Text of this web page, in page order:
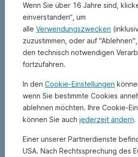
Wenn Sie über 16 Jahre sind,
einverstanden“, um
alle Verwendungszwecken
zuzustimmen, oder auf
den technisch notwendigen
fortzufahren.
In den Cookie-Einstellungen
wenn Sie bestimmte Cookies
ablehnen möchten. Ihre Cookie-
können Sie auch jederzeit ändern.
Einer unserer Partnerdienste
USA. Nach Rechtssprechung des